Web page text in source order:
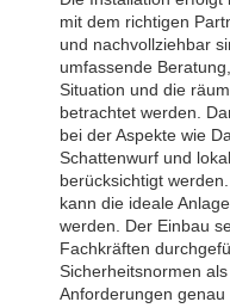
mit dem richtigen
und nachvollziehbar
umfassende
Situation und die
betrachtet werden.
bei der Aspekte wie
Schattenwurf und
berücksichtigt
kann die ideale
werden. Der Einbau
Fachkräften
Sicherheitsnormen
Anforderungen genau